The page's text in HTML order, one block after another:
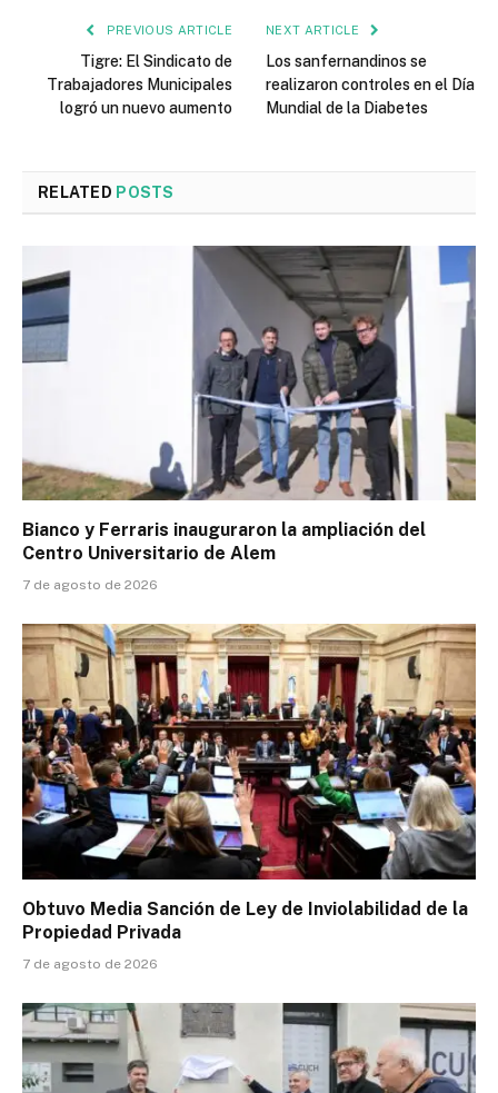
PREVIOUS ARTICLE
Tigre: El Sindicato de
Trabajadores Municipales
logró un nuevo aumento
NEXT ARTICLE
Los sanfernandinos se
realizaron controles en el Día
Mundial de la Diabetes
RELATED POSTS
Bianco y Ferraris inauguraron la ampliación del
Centro Universitario de Alem
7 de agosto de 2026
Obtuvo Media Sanción de Ley de Inviolabilidad de la
Propiedad Privada
7 de agosto de 2026